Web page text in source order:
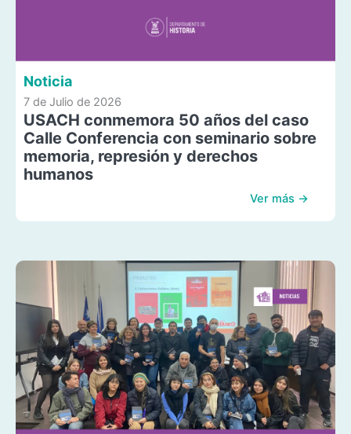
Noticia
7 de Julio de 2026
USACH conmemora 50 años del caso
Calle Conferencia con seminario sobre
memoria, represión y derechos
humanos
Ver más →